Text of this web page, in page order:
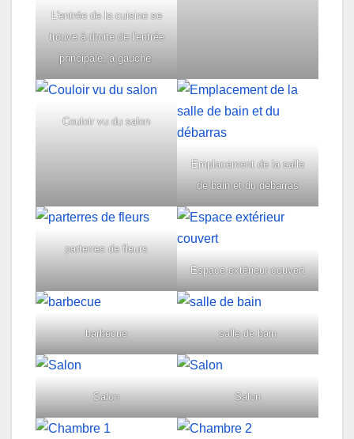
L'entrée de la cuisine se
trouve à droite de l'entrée
principale, à gauche.
Couloir vu du salon
Emplacement de la salle
de bain et du débarras
parterres de fleurs
Espace extérieur couvert
barbecue salle de bain
Salon Salon